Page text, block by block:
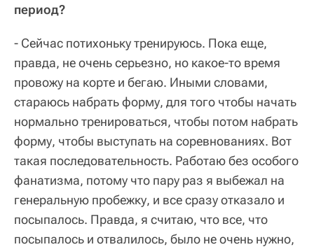
период?
- Сейчас потихоньку тренируюсь. Пока еще,
правда, не очень серьезно, но какое-то время
провожу на корте и бегаю. Иными словами,
стараюсь набрать форму, для того чтобы начать
нормально тренироваться, чтобы потом набрать
форму, чтобы выступать на соревнованиях. Вот
такая последовательность. Работаю без особого
фанатизма, потому что пару раз я выбежал на
генеральную пробежку, и все сразу отказало и
посыпалось. Правда, я считаю, что все, что
посыпалось и отвалилось, было не очень нужно,